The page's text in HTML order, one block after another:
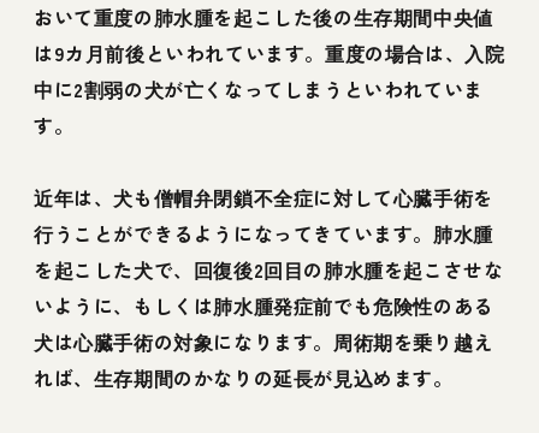
おいて重度の肺水腫を起こした後の生存期間中央値
は9カ月前後といわれています。重度の場合は、入院
中に2割弱の犬が亡くなってしまうといわれていま
す。
近年は、犬も僧帽弁閉鎖不全症に対して心臓手術を
行うことができるようになってきています。肺水腫
を起こした犬で、回復後2回目の肺水腫を起こさせな
いように、もしくは肺水腫発症前でも危険性のある
犬は心臓手術の対象になります。周術期を乗り越え
れば、生存期間のかなりの延長が見込めます。